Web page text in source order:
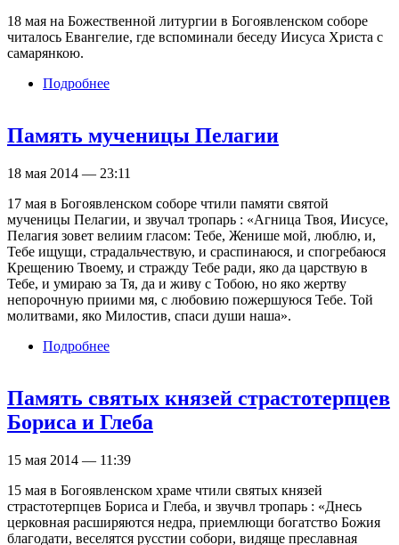
18 мая на Божественной литургии в Богоявленском соборе
читалось Евангелие, где вспоминали беседу Иисуса Христа с
самарянкою.
Подробнее
Память мученицы Пелагии
18 мая 2014 — 23:11
17 мая в Богоявленском соборе чтили памяти святой
мученицы Пелагии, и звучал тропарь : «Агница Твоя, Иисусе,
Пелагия зовет велиим гласом: Тебе, Женише мой, люблю, и,
Тебе ищущи, страдальчествую, и сраспинаюся, и спогребаюся
Крещению Твоему, и стражду Тебе ради, яко да царствую в
Тебе, и умираю за Тя, да и живу с Тобою, но яко жертву
непорочную приими мя, с любовию пожершуюся Тебе. Той
молитвами, яко Милостив, спаси души наша».
Подробнее
Память святых князей страстотерпцев
Бориса и Глеба
15 мая 2014 — 11:39
15 мая в Богоявленском храме чтили святых князей
страстотерпцев Бориса и Глеба, и звучвл тропарь : «Днесь
церковная расширяются недра, приемлющи богатство Божия
благодати, веселятся русстии собори, видяще преславная